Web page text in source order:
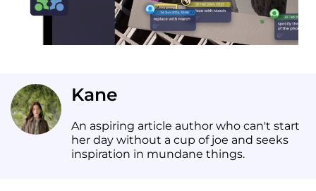
Kane
An aspiring article author who can't start
her day without a cup of joe and seeks
inspiration in mundane things.